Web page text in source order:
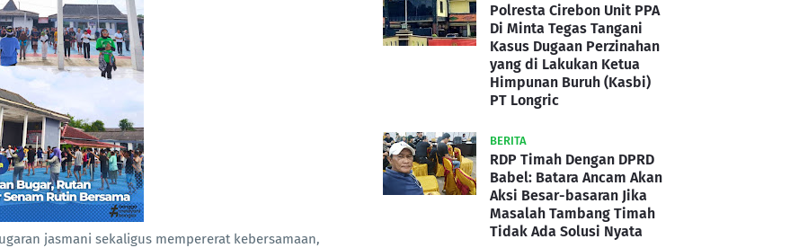
jasmani sekaligus mempererat kebersamaan,
Polresta Cirebon Unit PPA
Di Minta Tegas Tangani
Kasus Dugaan Perzinahan
yang di Lakukan Ketua
Himpunan Buruh (Kasbi)
PT Longric
BERITA
RDP Timah Dengan DPRD
Babel: Batara Ancam Akan
Aksi Besar-basaran Jika
Masalah Tambang Timah
Tidak Ada Solusi Nyata